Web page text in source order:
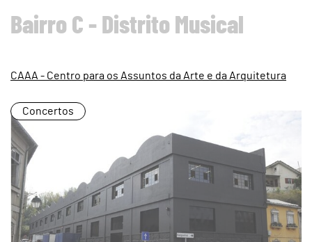
Bairro C - Distrito Musical
CAAA - Centro para os Assuntos da Arte e da Arquitetura
Concertos